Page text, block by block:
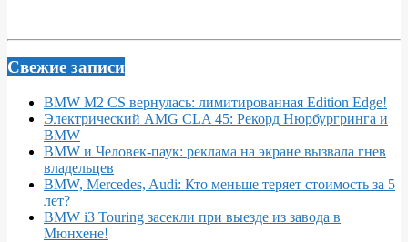
Свежие записи
BMW M2 CS вернулась: лимитированная Edition Edge!
Электрический AMG CLA 45: Рекорд Нюрбургринга и
BMW
BMW и Человек-паук: реклама на экране вызвала гнев
владельцев
BMW, Mercedes, Audi: Кто меньше теряет стоимость за 5
лет?
BMW i3 Touring засекли при выезде из завода в
Мюнхене!